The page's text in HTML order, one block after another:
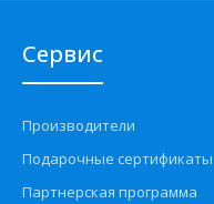
Сервис
Производители
Подарочные сертификаты
Партнерская программа